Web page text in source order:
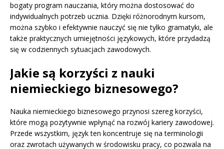
bogaty program nauczania, który można dostosować do
indywidualnych potrzeb ucznia. Dzięki różnorodnym kursom,
można szybko i efektywnie nauczyć się nie tylko gramatyki, ale
także praktycznych umiejętności językowych, które przydadzą
się w codziennych sytuacjach zawodowych.
Jakie są korzyści z nauki
niemieckiego biznesowego?
Nauka niemieckiego biznesowego przynosi szereg korzyści,
które mogą pozytywnie wpłynąć na rozwój kariery zawodowej.
Przede wszystkim, język ten koncentruje się na terminologii
oraz zwrotach używanych w środowisku pracy, co pozwala na